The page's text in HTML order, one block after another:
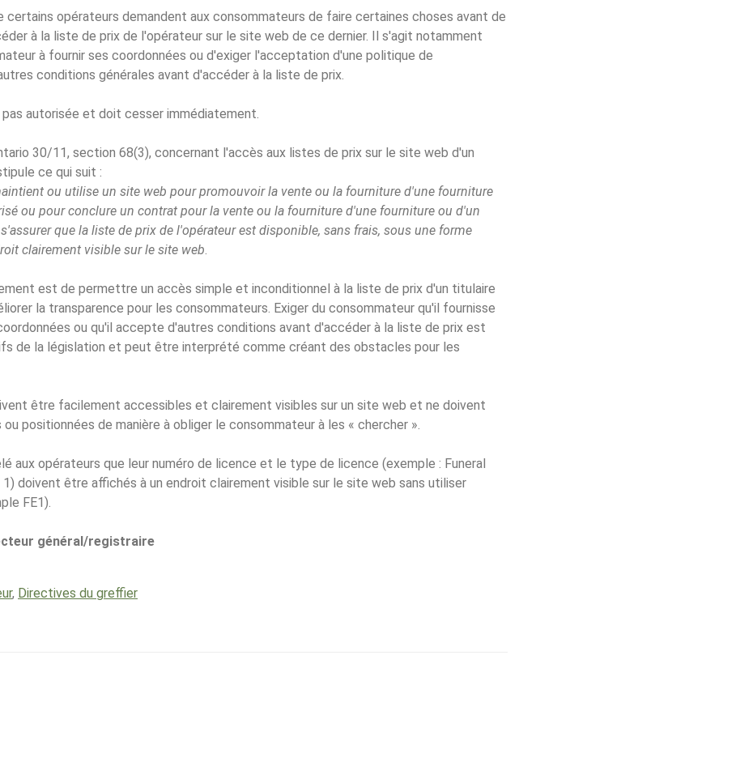
certains opérateurs demandent aux consommateurs de faire certaines choses avant de
à la liste de prix de l'opérateur sur le site web de ce dernier. Il s'agit notamment
à fournir ses coordonnées ou d'exiger l'acceptation d'une politique de
conditions générales avant d'accéder à la liste de prix.
autorisée et doit cesser immédiatement.
30/11, section 68(3), concernant l'accès aux listes de prix sur le site web d'un
ce qui suit :
ou utilise un site web pour promouvoir la vente ou la fourniture d'une fourniture
ou pour conclure un contrat pour la vente ou la fourniture d'une fourniture ou d'un
que la liste de prix de l'opérateur est disponible, sans frais, sous une forme
clairement visible sur le site web
est de permettre un accès simple et inconditionnel à la liste de prix d'un titulaire
la transparence pour les consommateurs. Exiger du consommateur qu'il fournisse
ou qu'il accepte d'autres conditions avant d'accéder à la liste de prix est
de la législation et peut être interprété comme créant des obstacles pour les
être facilement accessibles et clairement visibles sur un site web et ne doivent
positionnées de manière à obliger le consommateur à les « chercher ».
aux opérateurs que leur numéro de licence et le type de licence (exemple : Funeral
doivent être affichés à un endroit clairement visible sur le site web sans utiliser
FE1).
général/registraire
, Directives du greffier